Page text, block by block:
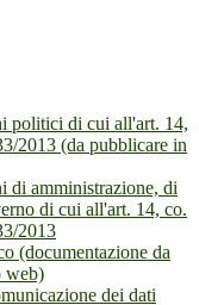
politici di cui all'art. 14,
2013 (da pubblicare in
di amministrazione, di
di cui all'art. 14, co.
2013
(documentazione da
web)
dei dati